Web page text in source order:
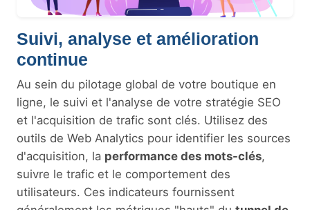
Suivi, analyse et amélioration
continue
Au sein du pilotage global de votre boutique en
ligne, le suivi et l'analyse de votre stratégie SEO
et l'acquisition de trafic sont clés. Utilisez des
outils de Web Analytics pour identifier les sources
d'acquisition, la performance des mots-clés,
suivre le trafic et le comportement des
utilisateurs. Ces indicateurs fournissent